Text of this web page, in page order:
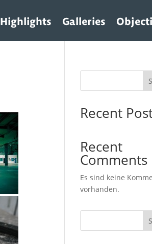
Highlights Galleries
Recent
Recent
Comments
Es sind keine
vorhanden.